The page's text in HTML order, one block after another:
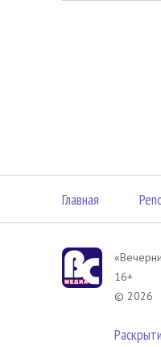
Главная
16+
© 2026